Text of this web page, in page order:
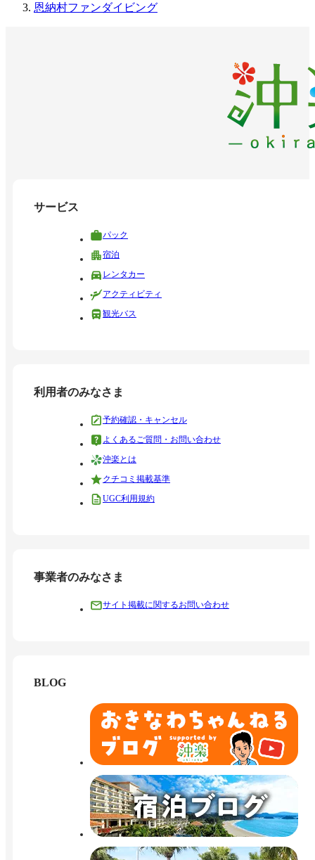
恩納村ファンダイビング
サービス
パック
宿泊
レンタカー
アクティビティ
観光バス
利用者のみなさま
予約確認・キャンセル
よくあるご質問・お問い合わせ
沖楽とは
クチコミ掲載基準
UGC利用規約
事業者のみなさま
サイト掲載に関するお問い合わせ
BLOG